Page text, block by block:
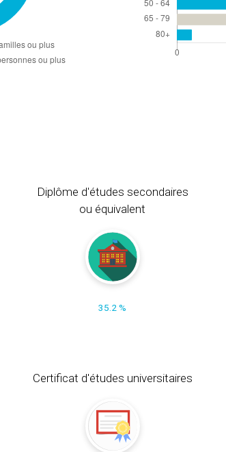
Diplôme d'études secondaires
ou équivalent
35.2 %
Certificat d'études universitaires